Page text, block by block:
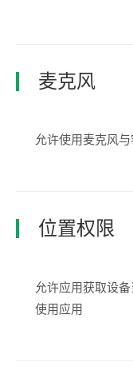
麦克风
允许使用麦克风
位置权限
允许应用获取设
使用应用